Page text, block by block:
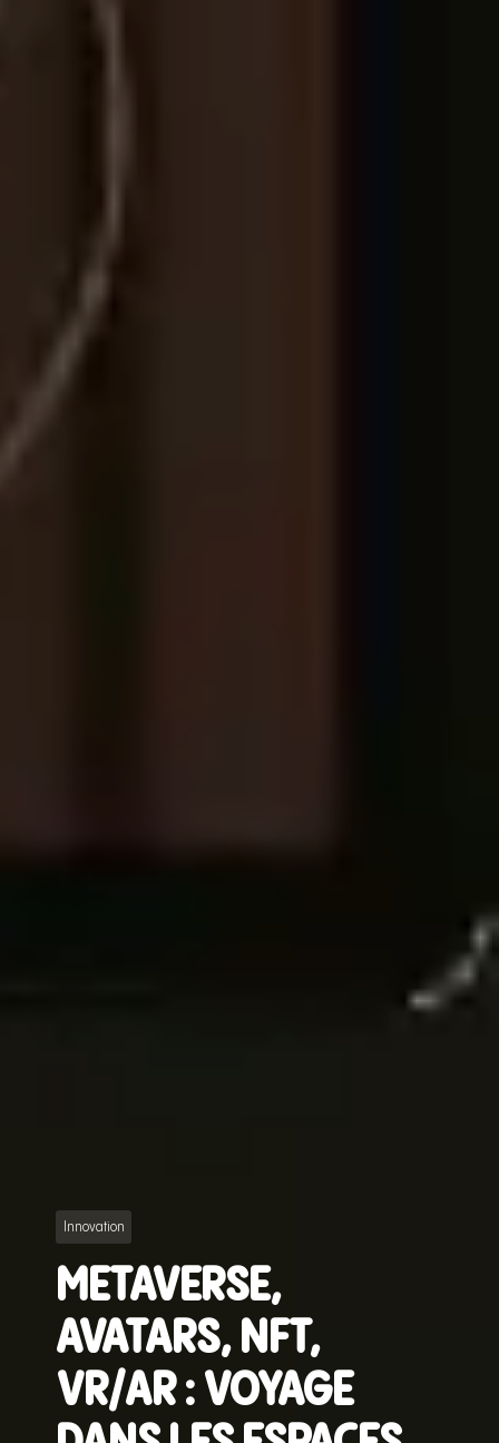
Innovation
METAVERSE,
AVATARS, NFT,
VR/AR : VOYAGE